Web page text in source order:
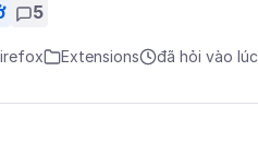
5
Extensions đã hỏi vào